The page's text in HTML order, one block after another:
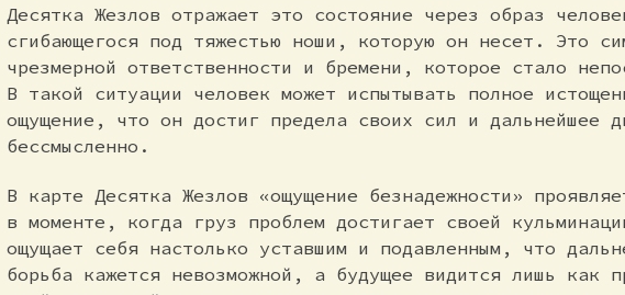
Десятка Жезлов отражает это состояние через образ
сгибающегося под тяжестью ноши, которую он несет. Это
чрезмерной ответственности и бремени, которое стало
В такой ситуации человек может испытывать полное
ощущение, что он достиг предела своих сил и дальнейшее
бессмысленно.
В карте Десятка Жезлов «ощущение безнадежности»
в моменте, когда груз проблем достигает своей
ощущает себя настолько уставшим и подавленным, что
борьба кажется невозможной, а будущее видится лишь как